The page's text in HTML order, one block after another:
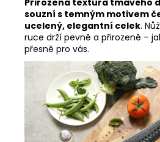
Přirozená textura tmavého
souzní s temným motivem
ucelený, elegantní celek.
ruce drží pevně a přirozeně –
přesně pro vás.